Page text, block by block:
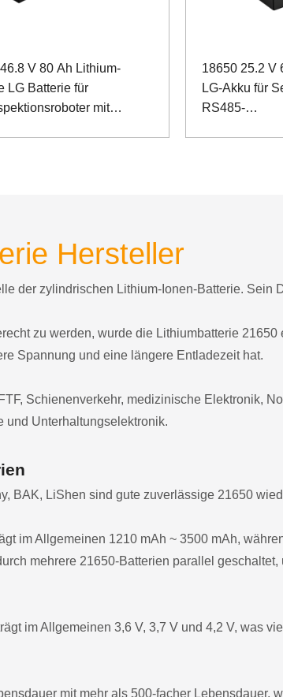
V 80 Ah Lithium-
LG Batterie für
mit
18650 25.2 V
LG-Akku für
RS485-
Hersteller
der zylindrischen Lithium-Ionen-Batterie. Sein
zu werden, wurde die Lithiumbatterie
Spannung und eine längere Entladezeit hat.
Schienenverkehr, medizinische Elektronik,
und Unterhaltungselektronik.
BAK, LiShen sind gute zuverlässige 21650
im Allgemeinen 1210 mAh ~ 3500 mAh,
mehrere 21650-Batterien parallel
im Allgemeinen 3,6 V, 3,7 V und 4,2 V, was
mit mehr als 500-facher Lebensdauer,